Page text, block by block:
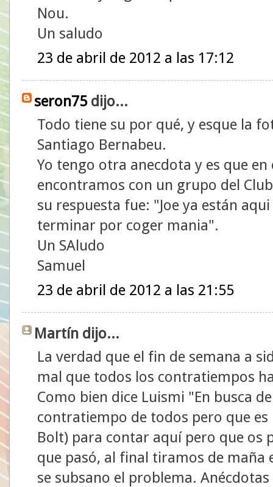
Nou.
Un saludo
23 de abril de 2012 a las 17:12
seron75dijo...
Todo tiene su por qué, y esque la
Santiago Bernabeu.
Yo tengo otra anecdota y es que
encontramos con un grupo del
su respuesta fue: "Joe ya están
terminar por coger mania".
Un SAludo
Samuel
23 de abril de 2012 a las 21:55
Martín dijo...
La verdad que el fin de semana a
mal que todos los contratiempos
Como bien dice Luismi "En busca
contratiempo de todos pero que
Bolt) para contar aquí pero que os
que pasó, al final tiramos de maña
se subsano el problema.